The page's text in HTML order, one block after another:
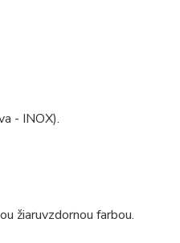
- INOX).
žiaruvzdornou farbou.